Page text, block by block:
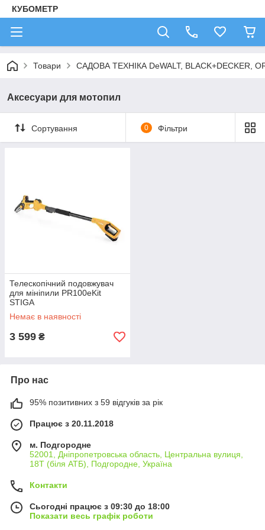
КУБОМЕТР
Товари САДОВА ТЕХНІКА DeWALT, BLACK+DECKER,
Аксесуари для мотопил
Сортування 0 Фільтри
Телескопічний подовжувач
для мініпили PR100eKit
STIGA
Extension_pole_for_PR100e
Немає в наявності
3 599 ₴
Про нас
95% позитивних з 59 відгуків за рік
Працює з 20.11.2018
м. Подгородне
52001, Дніпропетровська область, Центральна вулиця,
18Т (біля АТБ), Подгородне, Україна
Контакти
Сьогодні працює з 09:30 до 18:00
Показати весь графік роботи